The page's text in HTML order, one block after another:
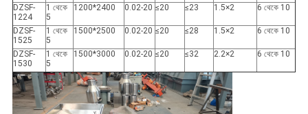
DZSF-
1224
1 থেকে
5
1200*2400 0.02-20 ≤20 ≤23 1.5×2 6 থেকে 10
DZSF-
1525
1 থেকে
5
1500*2500 0.02-20 ≤20 ≤28 1.5×2 6 থেকে 10
DZSF-
1530
1 থেকে
5
1500*3000 0.02-20 ≤20 ≤32 2.2×2 6 থেকে 10